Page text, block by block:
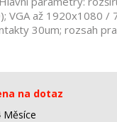
VGA až 1920x1080 /
30um; rozsah
na dotaz
Měsíce